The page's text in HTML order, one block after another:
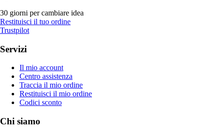
30 giorni per cambiare idea
Restituisci il tuo ordine
Trustpilot
Servizi
Il mio account
Centro assistenza
Traccia il mio ordine
Restituisci il mio ordine
Codici sconto
Chi siamo